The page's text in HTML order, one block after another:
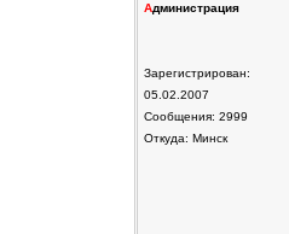
Администрация
Зарегистрирован:
05.02.2007
Сообщения: 2999
Откуда: Минск